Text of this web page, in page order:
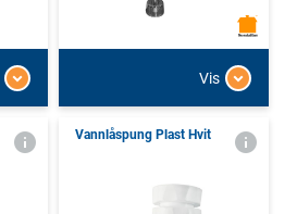
Vis
Vannlåspung Plast Hvit